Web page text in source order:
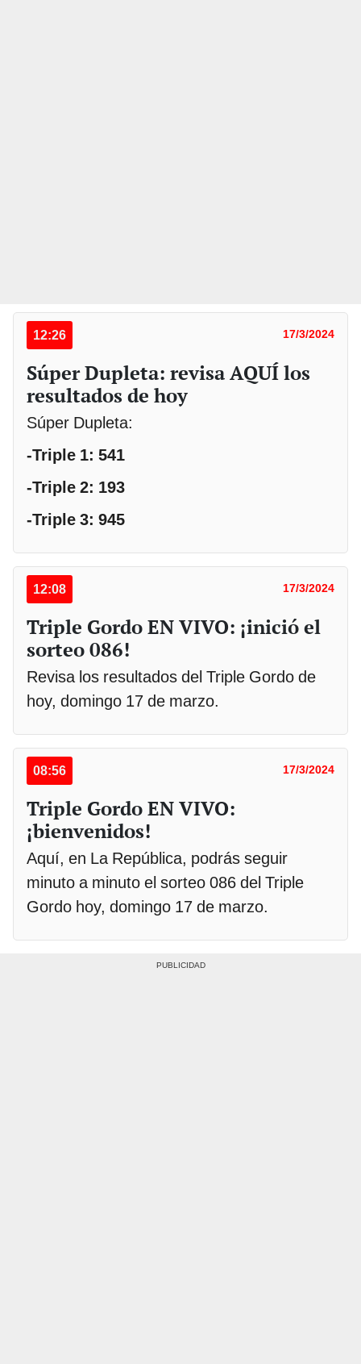
12:26 17/3/2024
Súper Dupleta: revisa AQUÍ los
resultados de hoy
Súper Dupleta:
-Triple 1: 541
-Triple 2: 193
-Triple 3: 945
12:08 17/3/2024
Triple Gordo EN VIVO: ¡inició el
sorteo 086!
Revisa los resultados del Triple Gordo de
hoy, domingo 17 de marzo.
08:56 17/3/2024
Triple Gordo EN VIVO:
¡bienvenidos!
Aquí, en La República, podrás seguir
minuto a minuto el sorteo 086 del Triple
Gordo hoy, domingo 17 de marzo.